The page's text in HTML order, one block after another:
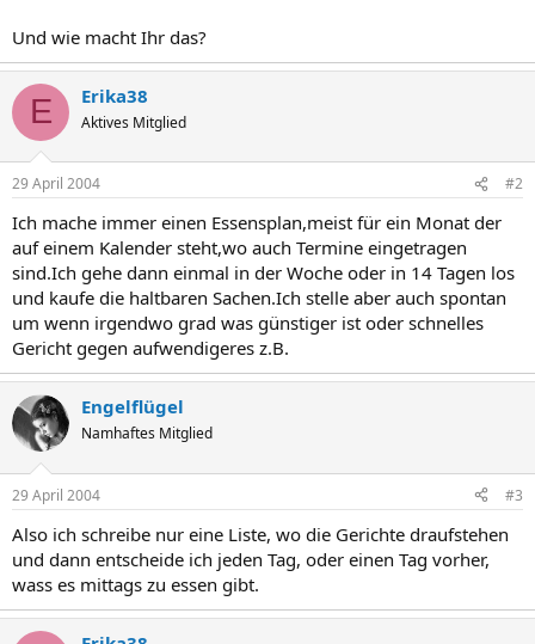
Und wie macht Ihr das?
E Erika38
Aktives Mitglied
29 April 2004 #2
Ich mache immer einen Essensplan,meist für ein Monat der
auf einem Kalender steht,wo auch Termine eingetragen
sind.Ich gehe dann einmal in der Woche oder in 14 Tagen los
und kaufe die haltbaren Sachen.Ich stelle aber auch spontan
um wenn irgendwo grad was günstiger ist oder schnelles
Gericht gegen aufwendigeres z.B.
Engelflügel
Namhaftes Mitglied
29 April 2004 #3
Also ich schreibe nur eine Liste, wo die Gerichte draufstehen
und dann entscheide ich jeden Tag, oder einen Tag vorher,
wass es mittags zu essen gibt.